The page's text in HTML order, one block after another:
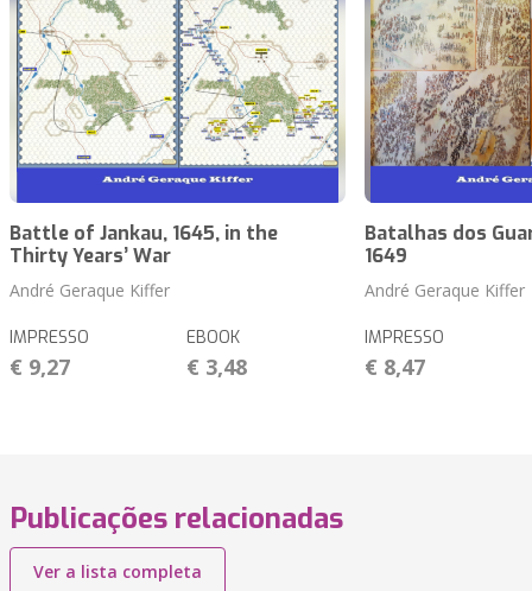
Battle of Jankau, 1645, in the
Thirty Years’ War
André Geraque Kiffer
IMPRESSO
€ 9,27
EBOOK
€ 3,48
Batalhas dos
1649
André Geraque Kiffer
IMPRESSO
€ 8,47
Publicações relacionadas
Ver a lista completa